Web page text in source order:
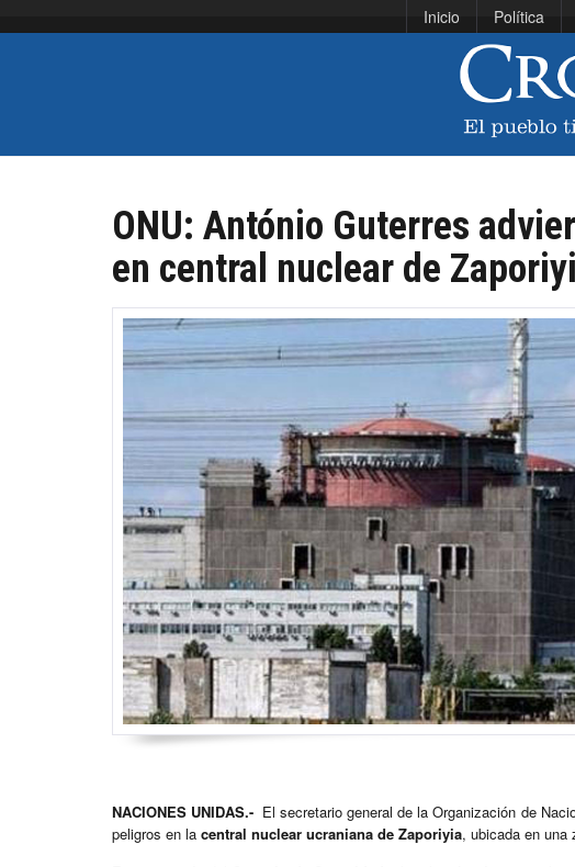
Inicio Política
ONU: António Guterres
en central nuclear de
NACIONES UNIDAS.- El secretario general de la Organización de
peligros en la central nuclear ucraniana de Zaporiyia, ubicada en una